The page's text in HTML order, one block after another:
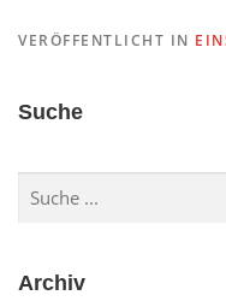
VERÖFFENTLICHT IN
Suche
Archiv